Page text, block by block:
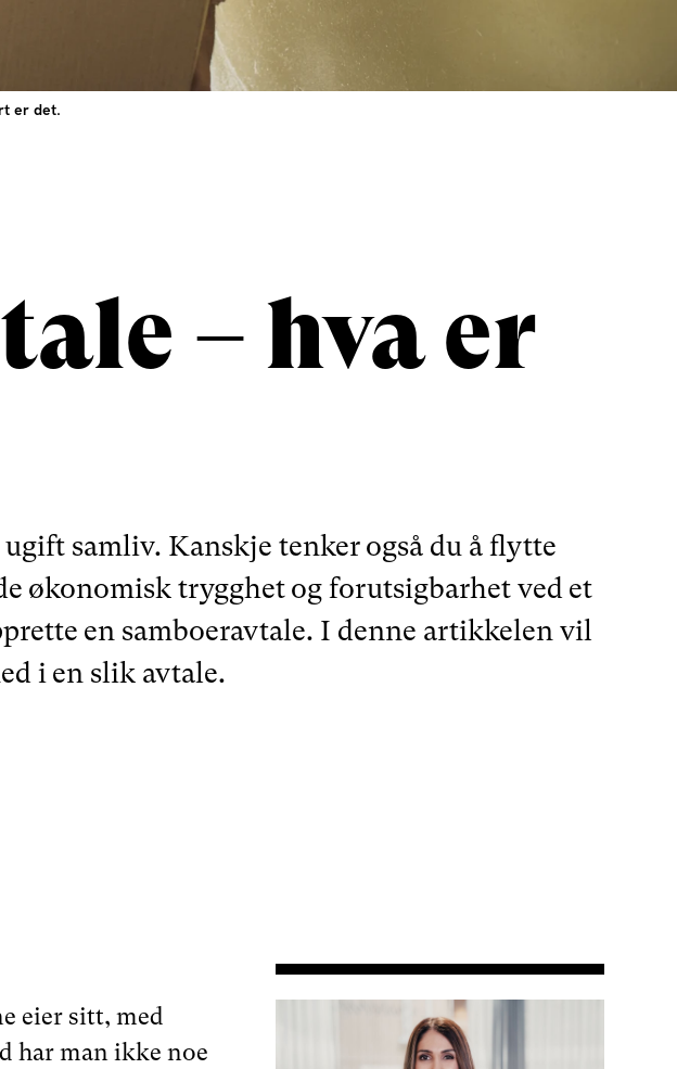
– hva er
samliv. Kanskje tenker også du å flytte
økonomisk trygghet og forutsigbarhet ved et
en samboeravtale. I denne artikkelen vil
i en slik avtale.
er det.
eier sitt, med
har man ikke noe